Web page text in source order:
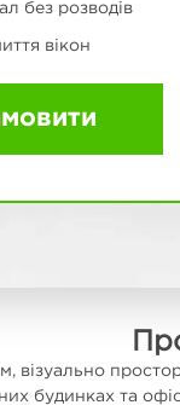
без розводів
вікон
візуально
будинках та